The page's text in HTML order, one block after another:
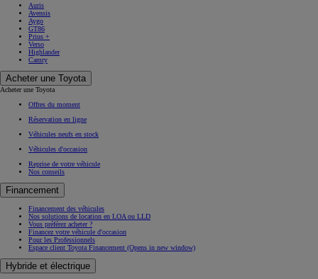
Auris
Avensis
Aygo
GT86
Prius +
Verso
Highlander
Camry
Acheter une Toyota
Acheter une Toyota
Offres du moment
Réservation en ligne
Véhicules neufs en stock
Véhicules d'occasion
Reprise de votre véhicule
Nos conseils
Financement
Financement des véhicules
Nos solutions de location en LOA ou LLD
Vous préférez acheter ?
Financez votre véhicule d'occasion
Pour les Professionnels
Espace client Toyota Financement (Opens in new window)
Hybride et électrique